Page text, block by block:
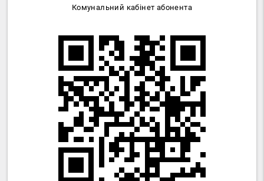
Комунальний кабінет абонента